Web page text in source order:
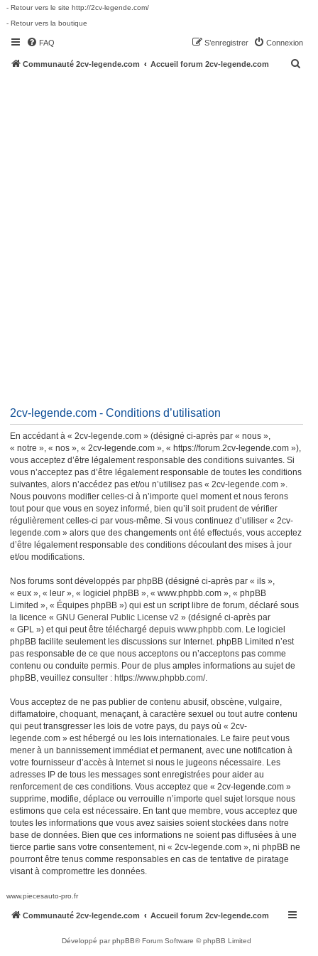
- Retour vers le site http://2cv-legende.com/
- Retour vers la boutique
FAQ Connexion
S’enregistrer
Communauté 2cv-legende.com Accueil forum 2cv-legende.com
2cv-legende.com - Conditions d’utilisation
En accédant à « 2cv-legende.com » (désigné ci-après par « nous »,
« notre », « nos », « 2cv-legende.com », « https://forum.2cv-legende.com »),
vous acceptez d’être légalement responsable des conditions suivantes. Si
vous n’acceptez pas d’être légalement responsable de toutes les conditions
suivantes, alors n’accédez pas et/ou n’utilisez pas « 2cv-legende.com ».
Nous pouvons modifier celles-ci à n’importe quel moment et nous ferons
tout pour que vous en soyez informé, bien qu’il soit prudent de vérifier
régulièrement celles-ci par vous-même. Si vous continuez d’utiliser « 2cv-
legende.com » alors que des changements ont été effectués, vous acceptez
d’être légalement responsable des conditions découlant des mises à jour
et/ou modifications.
Nos forums sont développés par phpBB (désigné ci-après par « ils »,
« eux », « leur », « logiciel phpBB », « www.phpbb.com », « phpBB
Limited », « Équipes phpBB ») qui est un script libre de forum, déclaré sous
la licence « GNU General Public License v2 » (désigné ci-après par
« GPL ») et qui peut être téléchargé depuis www.phpbb.com. Le logiciel
phpBB facilite seulement les discussions sur Internet. phpBB Limited n’est
pas responsable de ce que nous acceptons ou n’acceptons pas comme
contenu ou conduite permis. Pour de plus amples informations au sujet de
phpBB, veuillez consulter : https://www.phpbb.com/.
Vous acceptez de ne pas publier de contenu abusif, obscène, vulgaire,
diffamatoire, choquant, menaçant, à caractère sexuel ou tout autre contenu
qui peut transgresser les lois de votre pays, du pays où « 2cv-
legende.com » est hébergé ou les lois internationales. Le faire peut vous
mener à un bannissement immédiat et permanent, avec une notification à
votre fournisseur d’accès à Internet si nous le jugeons nécessaire. Les
adresses IP de tous les messages sont enregistrées pour aider au
renforcement de ces conditions. Vous acceptez que « 2cv-legende.com »
supprime, modifie, déplace ou verrouille n’importe quel sujet lorsque nous
estimons que cela est nécessaire. En tant que membre, vous acceptez que
toutes les informations que vous avez saisies soient stockées dans notre
base de données. Bien que ces informations ne soient pas diffusées à une
tierce partie sans votre consentement, ni « 2cv-legende.com », ni phpBB ne
pourront être tenus comme responsables en cas de tentative de piratage
visant à compromettre les données.
www.piecesauto-pro.fr
Communauté 2cv-legende.com Accueil forum 2cv-legende.com
Développé parphpBB® Forum Software © phpBB Limited